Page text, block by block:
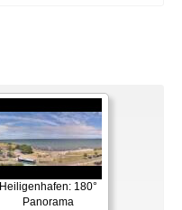
Heiligenhafen: 180°
Panorama